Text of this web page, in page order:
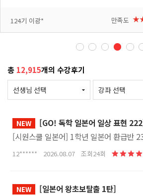
생님이 쉽고 재미있게 가르쳐 주셔서 배울수
붙고 있습니다. 다음 여행에서 꼭 써봐야지 하
이 나올 때마다 메모도 하고 복습도 하고 있
복해서 제 것으로 만들고 싶고, 시간도 아쉽지
고 있습니다. 열심히 공부해서 다음 일본 여행
소통하는 완벽한 자유여행으로 만들어 보겠
은 강의 감사합니다!
124기 이광* 만족도
총 12,915개의 수강후기
NEW
[GO! 독학 일본어 일상 표현
[시원스쿨 일본어] 1학년 일본어 환급반
12****** 2026.08.07 조회24회
NEW
[일본어 왕초보탈출 1탄]